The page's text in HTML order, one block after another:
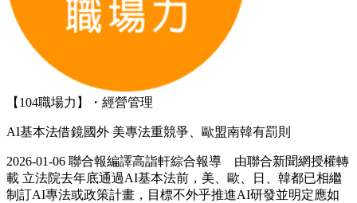
【104職場力】・經營管理
AI基本法借鏡國外 美專法重競爭、歐盟南韓有罰則
2026-01-06 聯合報編譯高詣軒綜合報導 由聯合新聞網授權轉
載 立法院去年底通過AI基本法前，美、歐、日、韓都已相繼
制訂AI專法或政策計畫，目標不外乎推進AI研發並明定應如